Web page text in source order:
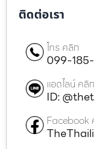
ติดต่อเรา
โทร คลิก
099-
แอดไลน์ คลิก
ID:
Facebook